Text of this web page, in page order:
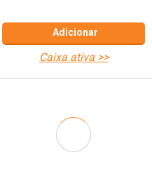
Adicionar
caixa ativa >>